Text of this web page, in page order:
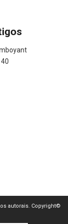
autorais. Copyright©